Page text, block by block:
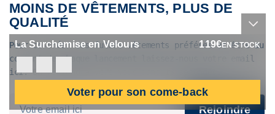
La Surchemise en Velours 119€EN STOCK
Voter pour son come-back
MOINS DE VÊTEMENTS, PLUS DE
QUALITÉ
Pour co-créer vos futurs vêtements préférés et être au
courant de chaque lancement laissez-nous votre email
ici. On reviendra vers vous dans 13 secondes.
Rejoindre